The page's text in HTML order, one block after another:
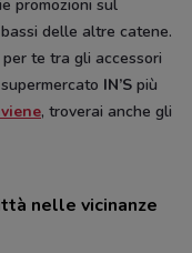
promozioni sul
delle altre catene.
te tra gli accessori
IN’S più
, troverai anche gli
nelle vicinanze